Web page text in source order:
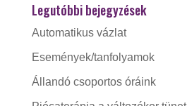
Legutóbbi bejegyzések
Automatikus vázlat
Események/tanfolyamok
Állandó csoportos óráink